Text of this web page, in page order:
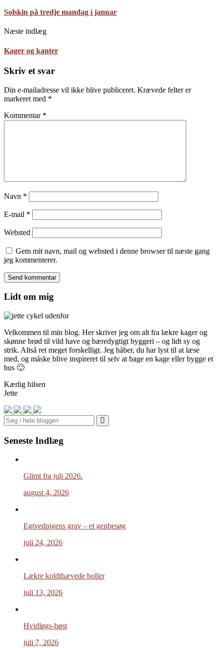
Solskin på tredje mandag i januar
Næste indlæg
Kager og kanter
Skriv et svar
Din e-mailadresse vil ikke blive publiceret. Krævede felter er
markeret med *
Kommentar *
Navn *
E-mail *
Websted
Gem mit navn, mail og websted i denne browser til næste gang
jeg kommenterer.
Lidt om mig
Velkommen til min blog. Her skriver jeg om alt fra lækre kager og
skønne brød til vild have og bæredygtigt byggeri – og lidt sy og
strik. Altså ret meget forskelligt. Jeg håber, du har lyst til at læse
med, og måske blive inspireret til selv at bage en kage eller bygge et
hus 🙂
Kærlig hilsen
Jette
Seneste Indlæg
Glimt fra juli 2026.
august 4, 2026
Egtvedpigens grav – et genbesøg
juli 24, 2026
Lækre koldthævede boller
juli 13, 2026
Hvidløgs-høst
juli 7, 2026